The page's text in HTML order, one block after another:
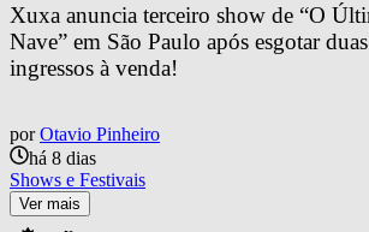
Xuxa anuncia terceiro show de “O
Nave” em São Paulo após esgotar
ingressos à venda!
por Otavio Pinheiro
há 8 dias
Shows e Festivais
Ver mais